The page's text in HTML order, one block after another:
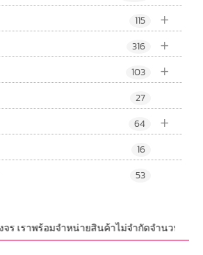
+
115
+
316
+
103
27
+
64
16
53
าพร้อมจำหน่ายสินค้าไม่จำกัดจำนวน ทั้งปลี